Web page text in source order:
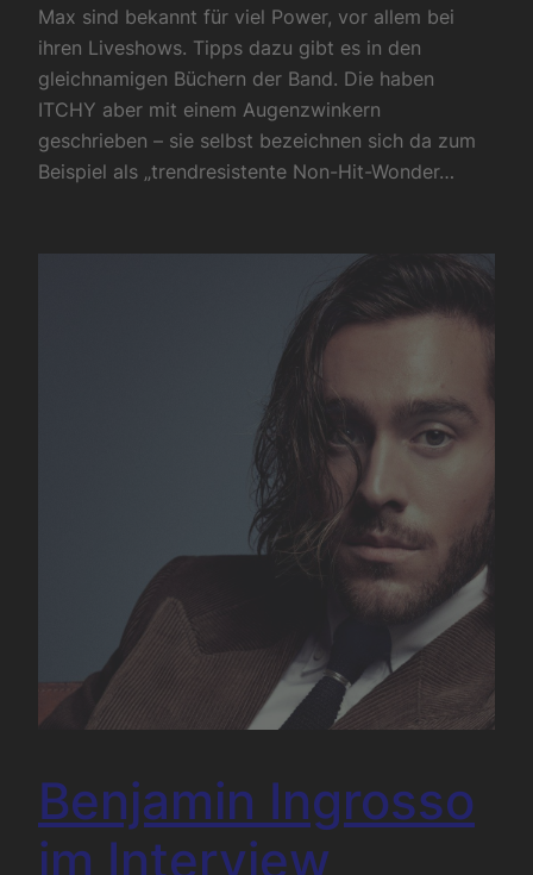
Max sind bekannt für viel Power, vor allem bei
ihren Liveshows. Tipps dazu gibt es in den
gleichnamigen Büchern der Band. Die haben
ITCHY aber mit einem Augenzwinkern
geschrieben – sie selbst bezeichnen sich da zum
Beispiel als „trendresistente Non-Hit-Wonder…
Benjamin Ingrosso
im Interview